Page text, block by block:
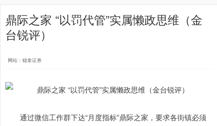
鼎际之家 “以罚代管”实属懒政思维（金
台锐评）
网站：稳拿证券
通过微信工作群下达“月度指标”鼎际之家，要求各街镇必须